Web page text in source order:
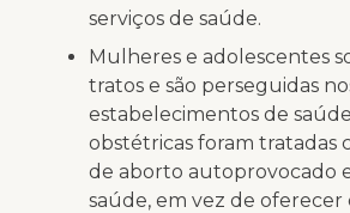
serviços de saúde.
Mulheres e adolescentes
tratos e são perseguidas
estabelecimentos de
obstétricas foram tratadas
de aborto autoprovocado
saúde, em vez de oferecer